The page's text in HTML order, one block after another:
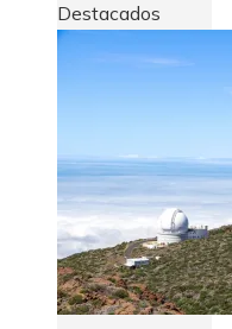
Destacados